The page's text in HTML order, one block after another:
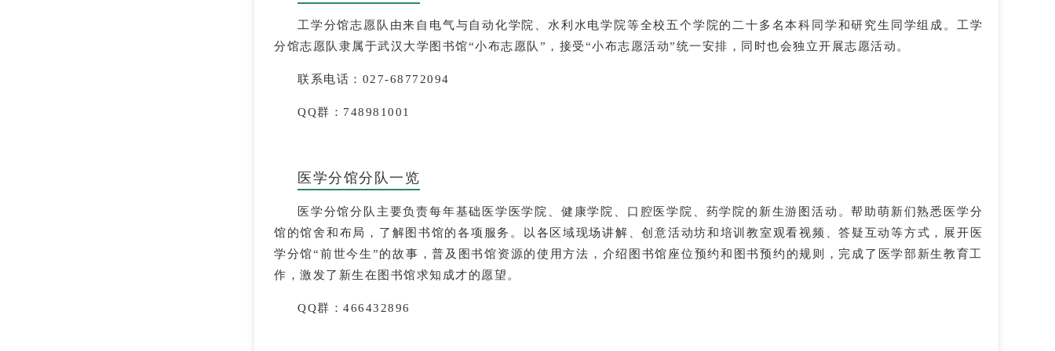
工学分馆志愿队由来自电气与自动化学院、水利水电学院等全校五个学院的二十多名本科同学和研究生同学组成。工学
分馆志愿队隶属于武汉大学图书馆“小布志愿队”，接受“小布志愿活动”统一安排，同时也会独立开展志愿活动。
联系电话：027-68772094
QQ群：748981001
医学分馆分队一览
医学分馆分队主要负责每年基础医学医学院、健康学院、口腔医学院、药学院的新生游图活动。帮助萌新们熟悉医学分
馆的馆舍和布局，了解图书馆的各项服务。以各区域现场讲解、创意活动坊和培训教室观看视频、答疑互动等方式，展开医
学分馆“前世今生”的故事，普及图书馆资源的使用方法，介绍图书馆座位预约和图书预约的规则，完成了医学部新生教育工
作，激发了新生在图书馆求知成才的愿望。
QQ群：466432896